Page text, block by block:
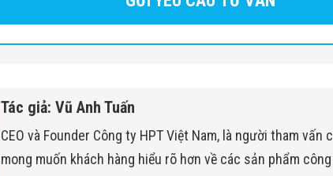
Tác giả: Vũ Anh Tuấn
CEO và Founder Công ty HPT Việt Nam, là người tham
mong muốn khách hàng hiểu rõ hơn về các sản phẩm